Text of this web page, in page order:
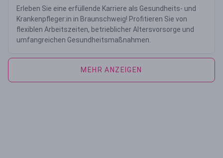
Erleben Sie eine erfüllende Karriere als Gesundheits- und
Krankenpfleger:in in Braunschweig! Profitieren Sie von
flexiblen Arbeitszeiten, betrieblicher Altersvorsorge und
umfangreichen Gesundheitsmaßnahmen.
MEHR ANZEIGEN